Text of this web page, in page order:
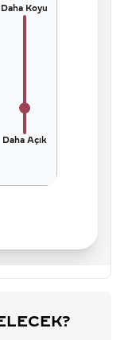
Daha Koyu
Daha Açık